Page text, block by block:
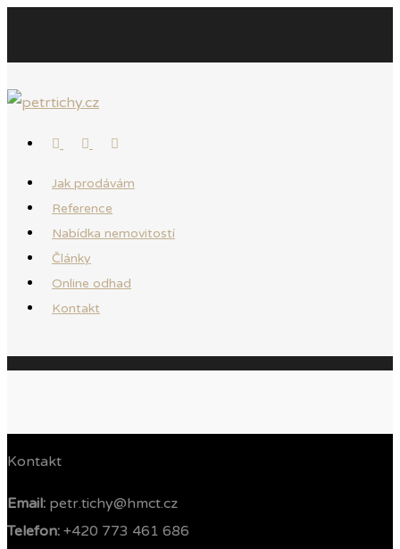
Jak prodávám
Reference
Nabídka nemovitostí
Články
Online odhad
Kontakt
Kontakt
Email: petr.tichy@hmct.cz
Telefon: ‭ +420 773 461 686‬